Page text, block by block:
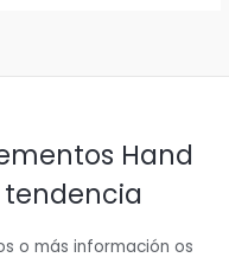
Hand
o más información os